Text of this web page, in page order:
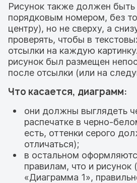
Рисунок также должен
порядковым номером, без
центру), но не сверху, а
проверять, чтобы в
отсылки на каждую
рисунок был размещен
после отсылки (или на
Что касается, диаграмм:
они должны выглядеть
распечатке в черно-
есть, оттенки серого
отличаться);
в остальном
правилам, что и рисунок
«Диаграмма 1»,